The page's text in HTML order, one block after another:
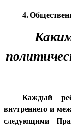
4.
Каждый
внутреннего и
следующими